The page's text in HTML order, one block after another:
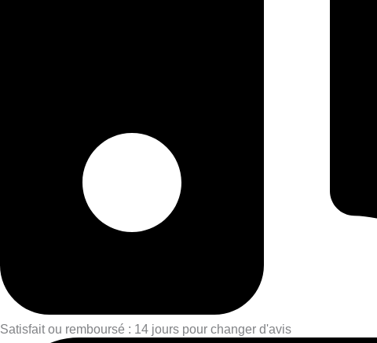
Satisfait ou remboursé : 14 jours pour changer d'avis